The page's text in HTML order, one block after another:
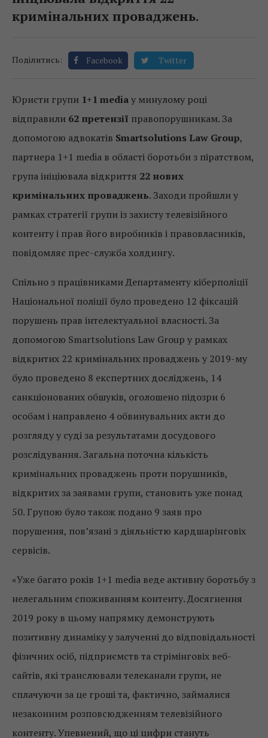
кримінальних проваджень.
Поділитись: Facebook Twitter
Юристи групи 1+1 mediaу минулому році
відправили 62 претензії правопорушникам. За
допомогою адвокатів Smartsolutions Law Group,
партнера 1+1 media в області боротьби з піратством,
група ініціювала відкриття 22 нових
кримінальних проваджень. Заходи пройшли у
рамках стратегії групи із захисту телевізійного
контенту і прав його виробників і правовласників,
повідомляє прес-служба холдингу.
Спільно з працівниками Департаменту кіберполіції
Національної поліції було проведено 12 фіксацій
порушень прав інтелектуальної власності. За
допомогою Smartsolutions Law Group у рамках
відкритих 22 кримінальних проваджень у 2019-му
було проведено 8 експертних досліджень, 14
санкціонованих обшуків, оголошено підозри 6
особам і направлено 4 обвинувальних акти до
розгляду у суді за результатами досудового
розслідування. Загальна поточна кількість
кримінальних проваджень проти порушників,
відкритих за заявами групи, становить уже понад
50. Групою було також подано 9 заяв про
порушення, пов’язані з діяльністю кардшарінговіх
сервісів.
«Уже багато років 1+1 media веде активну боротьбу з
нелегальним споживанням контенту. Досягнення
2019 року в цьому напрямку демонструють
позитивну динаміку у залученні до відповідальності
фізичних осіб, підприємств та стрімінговіх веб-
сайтів, які транслювали телеканали групи, не
сплачуючи за це гроші та, фактично, займалися
незаконним розповсюдженням телевізійного
контенту. Упевнений, що ці цифри стануть